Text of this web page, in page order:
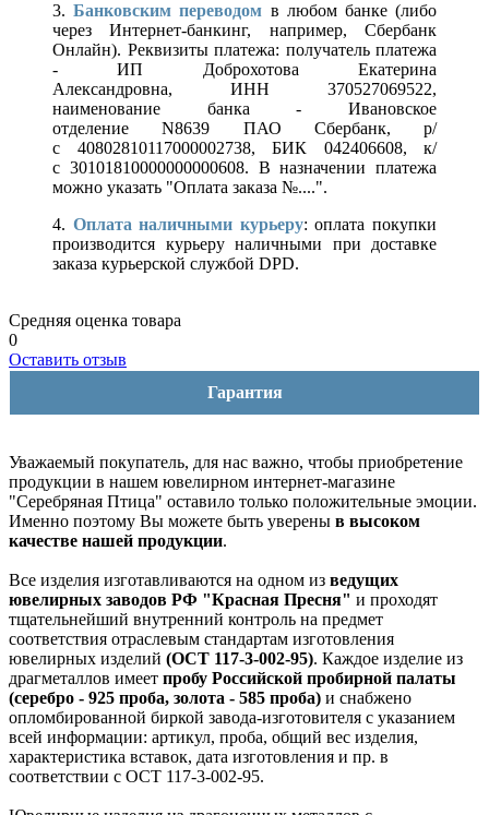
3.Банковским переводом в любом банке (либо
через Интернет-банкинг, например, Сбербанк
Онлайн). Реквизиты платежа: получатель платежа
- ИП Доброхотова Екатерина
Александровна, ИНН 370527069522,
наименование банка - Ивановское
отделение N8639 ПАО Сбербанк, р/
с 40802810117000002738, БИК 042406608, к/
с 30101810000000000608. В назначении платежа
можно указать "Оплата заказа №....".
4. Оплата наличными курьеру: оплата покупки
производится курьеру наличными при доставке
заказа курьерской службой DPD.
Средняя оценка товара
0
Оставить отзыв
Гарантия
Уважаемый покупатель, для нас важно, чтобы приобретение
продукции в нашем ювелирном интернет-магазине
"Серебряная Птица" оставило только положительные эмоции.
Именно поэтому Вы можете быть уверены в высоком
качестве нашей продукции.
Все изделия изготавливаются на одном из ведущих
ювелирных заводов РФ "Красная Пресня" и проходят
тщательнейший внутренний контроль на предмет
соответствия отраслевым стандартам изготовления
ювелирных изделий (ОСТ 117-3-002-95). Каждое изделие из
драгметаллов имеет пробу Российской пробирной палаты
(серебро - 925 проба, золота - 585 проба) и снабжено
опломбированной биркой завода-изготовителя с указанием
всей информации: артикул, проба, общий вес изделия,
характеристика вставок, дата изготовления и пр. в
соответствии с ОСТ 117-3-002-95.